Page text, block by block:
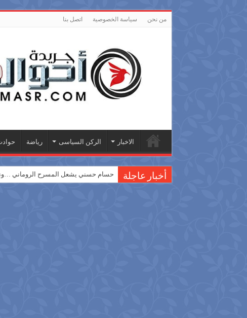
من نحن سياسة الخصوصية اتصل بنا
الاخبار الركن السياسى رياضة
أخبار عاجلة حسام حسني يشعل المسرح الروماني